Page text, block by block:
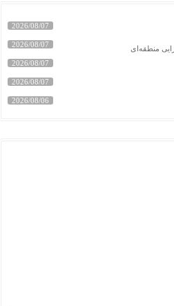
2026/08/07
منطقه‌ای 2026/08/07
2026/08/07
2026/08/07
2026/08/06